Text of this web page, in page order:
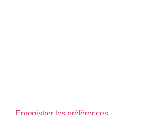
Enregistrer les préférences